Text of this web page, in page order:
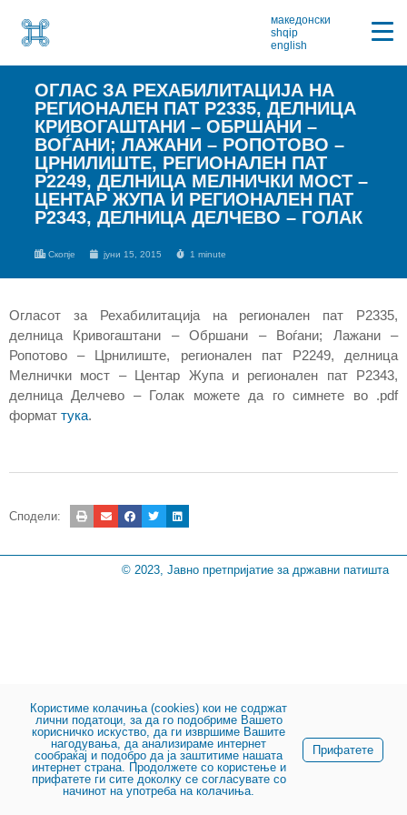
македонски
shqip
english
ОГЛАС ЗА РЕХАБИЛИТАЦИЈА НА
РЕГИОНАЛЕН ПАТ P2335, ДЕЛНИЦА
КРИВОГАШТАНИ – ОБРШАНИ –
ВОЃАНИ; ЛАЖАНИ – РОПОТОВО –
ЦРНИЛИШТЕ, РЕГИОНАЛЕН ПАТ
P2249, ДЕЛНИЦА МЕЛНИЧКИ МОСТ –
ЦЕНТАР ЖУПА И РЕГИОНАЛЕН ПАТ
P2343, ДЕЛНИЦА ДЕЛЧЕВО – ГОЛАК
Скопје јуни 15, 2015 1 minute
Огласот за Рехабилитација на регионален пат P2335,
делница Кривогаштани – Обршани – Воѓани; Лажани –
Ропотово – Црнилиште, регионален пат P2249, делница
Мелнички мост – Центар Жупа и регионален пат P2343,
делница Делчево – Голак можете да го симнете во .pdf
формат тука.
Сподели:
© 2023, Јавно претпријатие за државни патишта
Користиме колачиња (cookies) кои не содржат
лични податоци, за да го подобриме Вашето
корисничко искуство, да ги извршиме Вашите
нагодувања, да анализираме интернет
сообраќај и подобро да ја заштитиме нашата
интернет страна. Продолжете со користење и
прифатете ги сите доколку се согласувате со
начинот на употреба на колачиња.
Прифатете